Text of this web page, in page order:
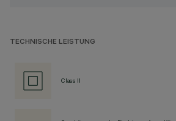
TECHNISCHE LEISTUNG
Class II